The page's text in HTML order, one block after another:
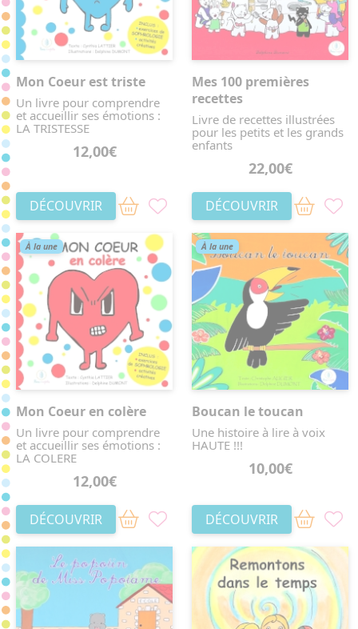
Mon Coeur est triste
Un livre pour comprendre
et accueillir ses émotions :
LA TRISTESSE
12,00€
DÉCOUVRIR
Mes 100 premières
recettes
Livre de recettes illustrées
pour les petits et les grands
enfants
22,00€
DÉCOUVRIR
À la une
Mon Coeur en colère
Un livre pour comprendre
et accueillir ses émotions :
LA COLERE
12,00€
DÉCOUVRIR
À la une
Boucan le toucan
Une histoire à lire à voix
HAUTE !!!
10,00€
DÉCOUVRIR